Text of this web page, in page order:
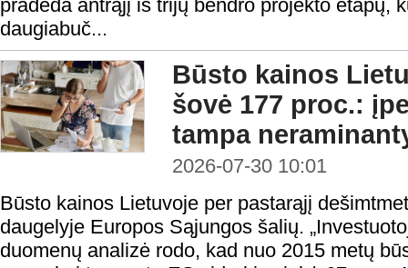
pradeda antrąjį iš trijų bendro projekto etapų,
daugiabuč...
Būsto kainos
šovė 177 proc.:
tampa
2026-07-30 10:01
Būsto kainos Lietuvoje per pastarąjį
daugelyje Europos Sąjungos šalių.
duomenų analizė rodo, kad nuo 2015 metų